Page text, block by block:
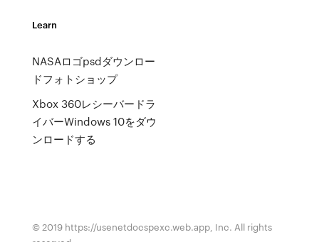
Learn
NASAロゴpsdダウンロー
ドフォトショップ
Xbox 360レシーバードラ
イバーWindows 10をダウ
ンロードする
© 2019 https://usenetdocspexc.web.app, Inc. All rights